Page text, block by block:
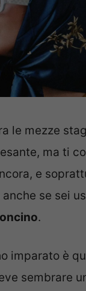
le mezze
ma ti
e
anche se sei
.
imparato è
sembrare